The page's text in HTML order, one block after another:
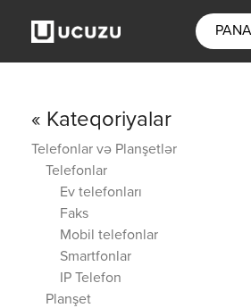
« Kateqoriyalar
Telefonlar və Planşetlər
Telefonlar
Ev telefonları
Faks
Mobil telefonlar
Smartfonlar
IP Telefon
Planşet